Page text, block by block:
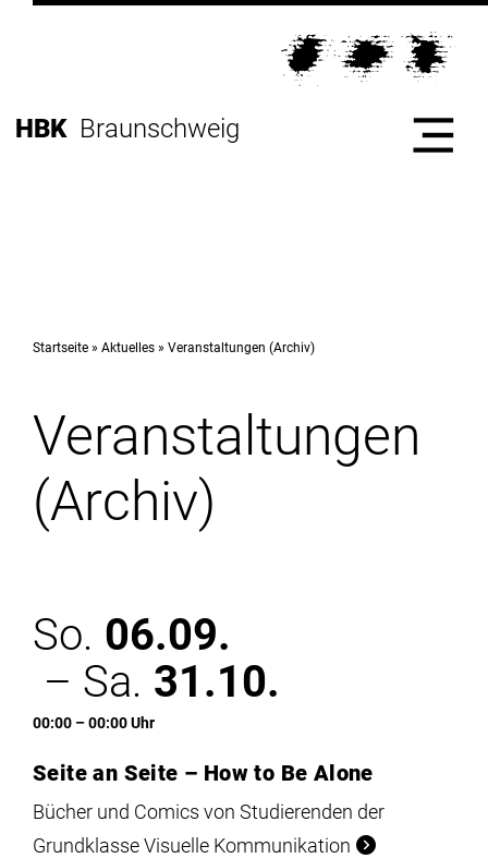
Inhalt
zur
Direkt
HBK Braunschweig
Hochschule
Studium
Institute
Infrastruktur
Aktuelles
meinstudium
Startseite Aktuelles Veranstaltungen (Archiv)
Veranstaltungen
(Archiv)
So. 06.09.
– Sa. 31.10.
00:00 – 00:00 Uhr
Seite an Seite – How to Be Alone
Bücher und Comics von Studierenden der
Grundklasse Visuelle Kommunikation